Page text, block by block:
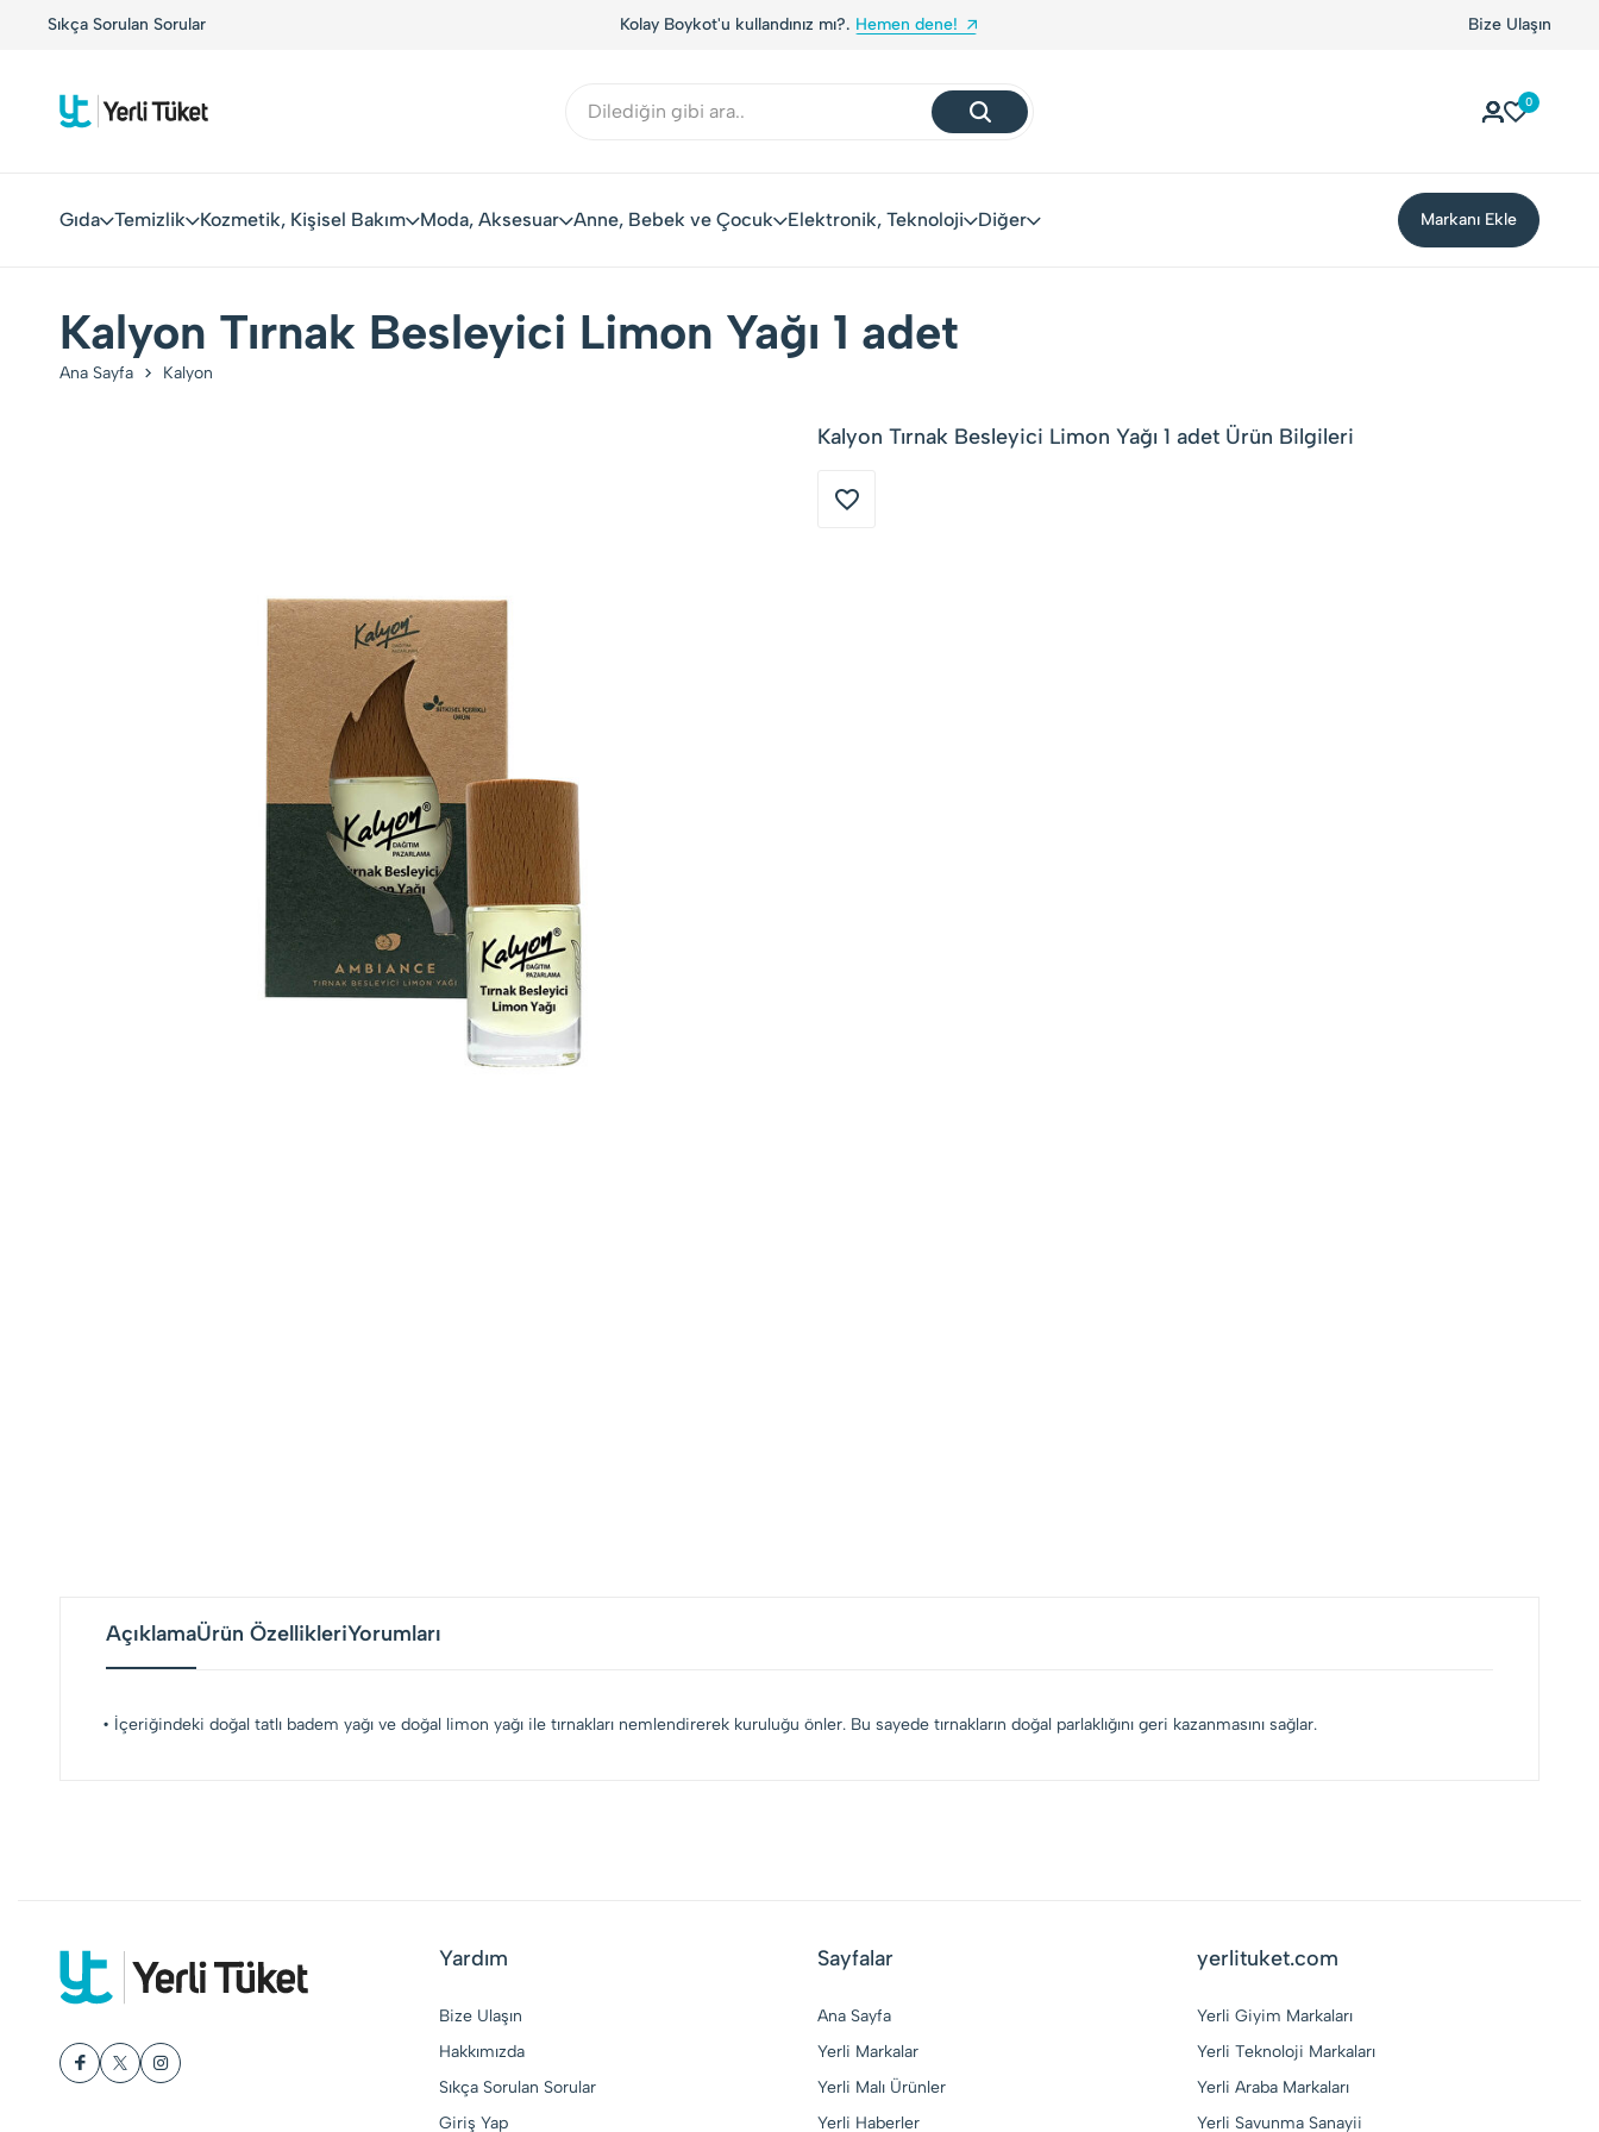
Sıkça Sorulan Sorular
Buluşuyor! Yerli Tüketiciler, Yerli Markalarla Buluşuyor! Hemen dene!
Bize Ulaşın
0
Gıda Temizlik Kozmetik, Kişisel Bakım Moda, Aksesuar Anne, Bebek ve Çocuk Elektronik, Teknoloji Diğer Markanı Ekle
Kalyon Tırnak Besleyici Limon Yağı 1 adet
Ana Sayfa Kalyon
Kalyon Tırnak Besleyici Limon Yağı 1 adet Ürün Bilgileri
AçıklamaÜrün ÖzellikleriYorumları
• İçeriğindeki doğal tatlı badem yağı ve doğal limon yağı ile tırnakları nemlendirerek kuruluğu önler. Bu sayede tırnakların doğal parlaklığını geri kazanmasını sağlar.
Yardım
Bize Ulaşın
Hakkımızda
Sıkça Sorulan Sorular
Giriş Yap
Sayfalar
Ana Sayfa
Yerli Markalar
Yerli Malı Ürünler
Yerli Haberler
yerlituket.com
Yerli Giyim Markaları
Yerli Teknoloji Markaları
Yerli Araba Markaları
Yerli Savunma Sanayii